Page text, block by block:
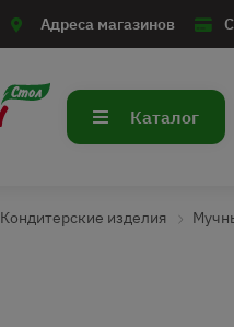
Адреса магазинов
Каталог
Кондитерские изделия